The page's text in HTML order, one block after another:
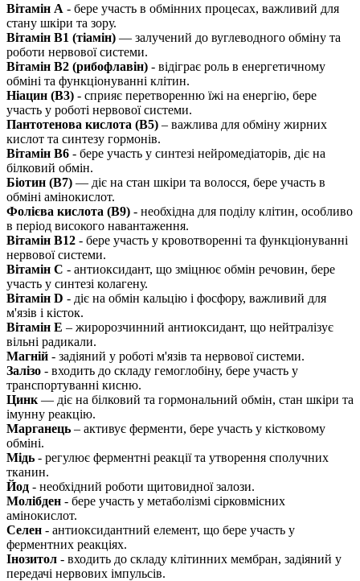
Вітамін A - бере участь в обмінних процесах, важливий для
стану шкіри та зору.
Вітамін B1 (тіамін) — залучений до вуглеводного обміну та
роботи нервової системи.
Вітамін B2 (рибофлавін) - відіграє роль в енергетичному
обміні та функціонуванні клітин.
Ніацин (B3) - сприяє перетворенню їжі на енергію, бере
участь у роботі нервової системи.
Пантотенова кислота (B5) – важлива для обміну жирних
кислот та синтезу гормонів.
Вітамін B6 - бере участь у синтезі нейромедіаторів, діє на
білковий обмін.
Біотин (B7) — діє на стан шкіри та волосся, бере участь в
обміні амінокислот.
Фолієва кислота (B9) - необхідна для поділу клітин, особливо
в період високого навантаження.
Вітамін B12 - бере участь у кровотворенні та функціонуванні
нервової системи.
Вітамін C - антиоксидант, що зміцнює обмін речовин, бере
участь у синтезі колагену.
Вітамін D - діє на обмін кальцію і фосфору, важливий для
м'язів і кісток.
Вітамін E – жиророзчинний антиоксидант, що нейтралізує
вільні радикали.
Магній - задіяний у роботі м'язів та нервової системи.
Залізо - входить до складу гемоглобіну, бере участь у
транспортуванні кисню.
Цинк — діє на білковий та гормональний обмін, стан шкіри та
імунну реакцію.
Марганець – активує ферменти, бере участь у кістковому
обміні.
Мідь - регулює ферментні реакції та утворення сполучних
тканин.
Йод - необхідний роботи щитовидної залози.
Молібден - бере участь у метаболізмі сірковмісних
амінокислот.
Селен - антиоксидантний елемент, що бере участь у
ферментних реакціях.
Інозитол - входить до складу клітинних мембран, задіяний у
передачі нервових імпульсів.